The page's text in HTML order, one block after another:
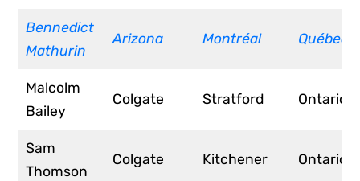
Bennedict
Mathurin
Arizona Montréal Québec
Malcolm
Bailey
Colgate Stratford Ontario
Sam
Thomson
Colgate Kitchener Ontario